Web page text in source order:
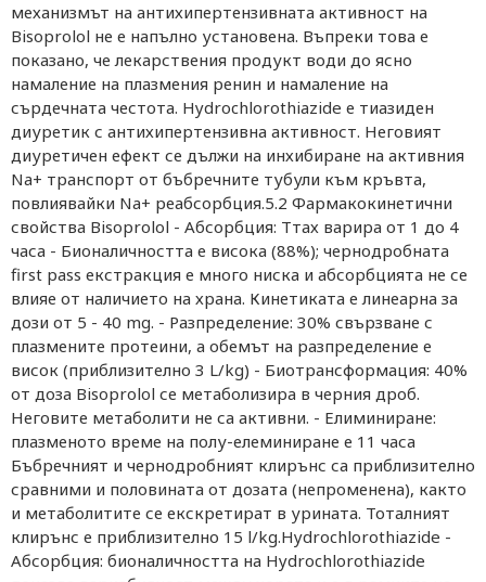
механизмът на антихипертензивната активност на
Bisoprolol не е напълно установена. Въпреки това е
показано, че лекарствения продукт води до ясно
намаление на плазмения ренин и намаление на
сърдечната честота. Hydrochlorothiazide е тиазиден
диуретик с антихипертензивна активност. Неговият
диуретичен ефект се дължи на инхибиране на активния
Na+ транспорт от бъбречните тубули към кръвта,
повлиявайки Na+ реабсорбция.5.2 Фармакокинетични
свойства Bisoprolol - Абсорбция: Ттах варира от 1 до 4
часа - Бионаличността е висока (88%); чернодробната
first pass екстракция е много ниска и абсорбцията не се
влияе от наличието на храна. Кинетиката е линеарна за
дози от 5 - 40 mg. - Разпределение: 30% свързване с
плазмените протеини, а обемът на разпределение е
висок (приблизително 3 L/kg) - Биотрансформация: 40%
от доза Bisoprolol се метаболизира в черния дроб.
Неговите метаболити не са активни. - Елиминиране:
плазменото време на полу-елеминиране е 11 часа
Бъбречният и чернодробният клирънс са приблизително
сравними и половината от дозата (непроменена), както
и метаболитите се екскретират в урината. Тоталният
клирънс е приблизително 15 l/kg.Hydrochlorothiazide -
Абсорбция: бионаличността на Hydrochlorothiazide